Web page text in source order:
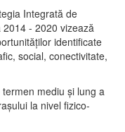
Integrată de
- 2020 vizează
identificate
social, conectivitate,
mediu şi lung a
la nivel fizico-